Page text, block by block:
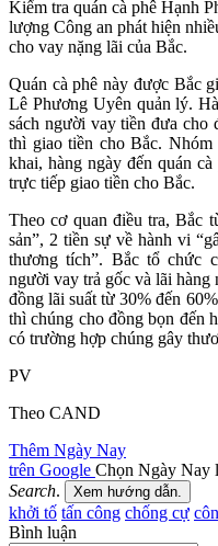
Kiểm tra quán cà phê Hạnh
lượng Công an phát hiện
cho vay nặng lãi của Bắc.
Quán cà phê này được Bắc
Lê Phương Uyên quản lý.
sách người vay tiền đưa cho
thì giao tiền cho Bắc.
khai, hàng ngày đến quán
trực tiếp giao tiền cho Bắc.
Theo cơ quan điều tra, Bắc
sản”, 2 tiền sự về hành vi
thương tích”. Bắc tổ chức
người vay trả gốc và lãi hàng
đồng lãi suất từ 30% đến
thì chúng cho đồng bọn đến
có trường hợp chúng gây
PV
Theo CAND
Thêm Ngày Nay
trên Google Chọn Ngày Nay
Search. Xem hướng dẫn.
khởi tố tấn công chống cự
Bình luận